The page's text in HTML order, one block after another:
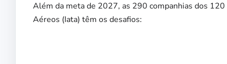
Além da meta de 2027, as 290 companhias dos
Aéreos (Iata) têm os desafios: